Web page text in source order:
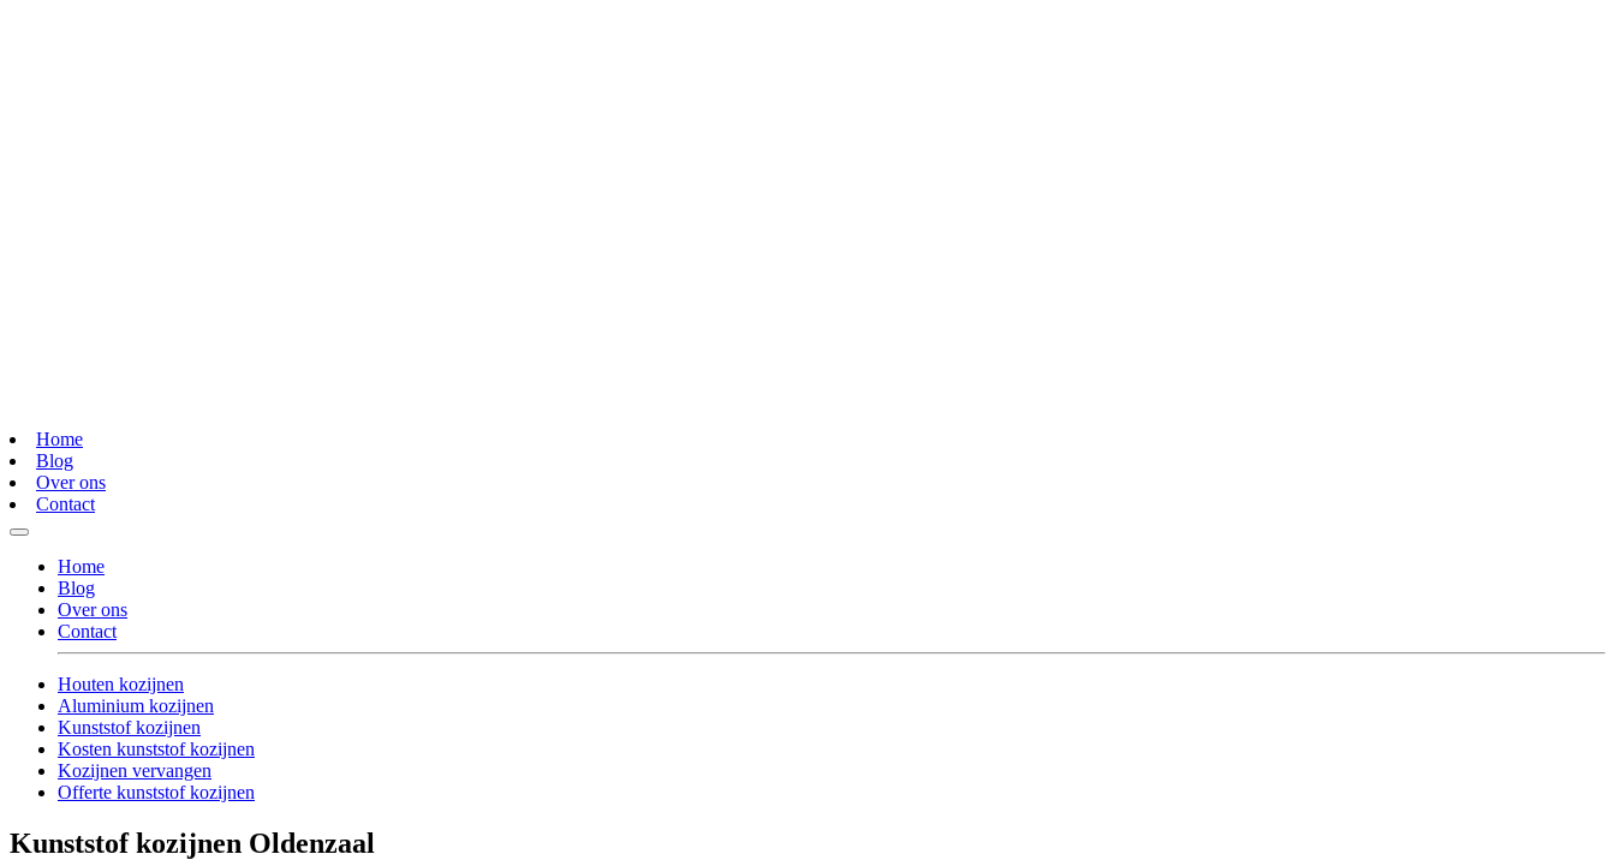
Home
Blog
Over ons
Contact
Home
Blog
Over ons
Contact
Houten kozijnen
Aluminium kozijnen
Kunststof kozijnen
Kosten kunststof kozijnen
Kozijnen vervangen
Offerte kunststof kozijnen
Kunststof kozijnen Oldenzaal